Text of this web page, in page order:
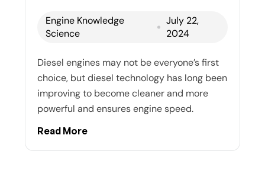
Engine Knowledge
Science
July 22,
2024
Diesel engines may not be everyone’s first
choice, but diesel technology has long been
improving to become cleaner and more
powerful and ensures engine speed.
Read More